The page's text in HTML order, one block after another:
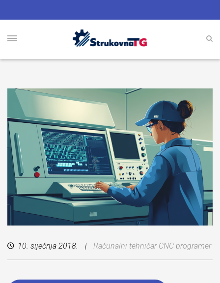
10. siječnja 2018. Računalni tehničar CNC programer